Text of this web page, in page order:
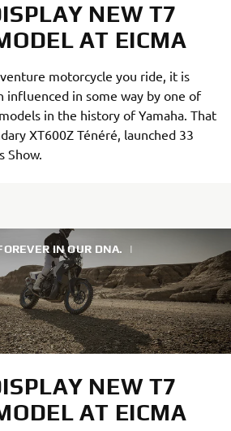
NEW T7
AT EICMA
motorcycle you ride, it is
influenced in some way by one of
in the history of Yamaha. That
XT600Z Ténéré, launched 33
Show.
IN OUR DNA.
|
NEW T7
AT EICMA